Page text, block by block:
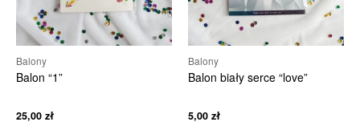
Balony
Balon “1”
25,00 zł
Balony
Balon biały serce “love”
5,00 zł